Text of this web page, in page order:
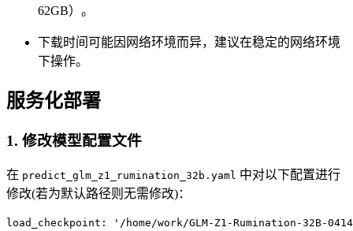
62GB）。
下载时间可能因网络环境而异，建议在稳定的网络环境
下操作。
服务化部署
1. 修改模型配置文件
在 predict_glm_z1_rumination_32b.yaml 中对以下配置进行
修改(若为默认路径则无需修改)：
load_checkpoint: '/home/work/GLM-Z1-Rumination-32B-